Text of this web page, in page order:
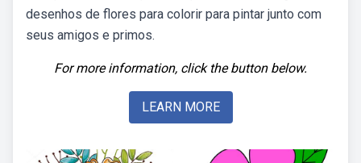
desenhos de flores para colorir para pintar junto com
seus amigos e primos.
For more information, click the button below.
LEARN MORE